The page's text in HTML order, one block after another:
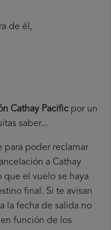
de él,
Cathay Pacific por un
saber...
para poder reclamar
a Cathay
que el vuelo se haya
final. Si te avisan
la fecha de salida no
función de los